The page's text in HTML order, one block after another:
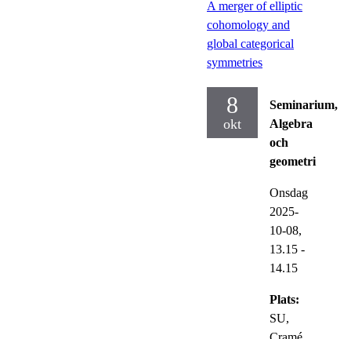
A merger of elliptic
cohomology and
global categorical
symmetries
8
okt
Seminarium,
Algebra
och
geometri
Onsdag
2025-
10-08,
13.15 -
14.15
Plats:
SU,